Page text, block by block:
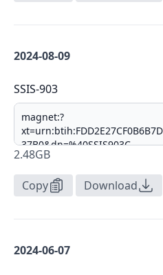
2024-08-09
SSIS-903
2.48GB
Copy Download
2024-06-07